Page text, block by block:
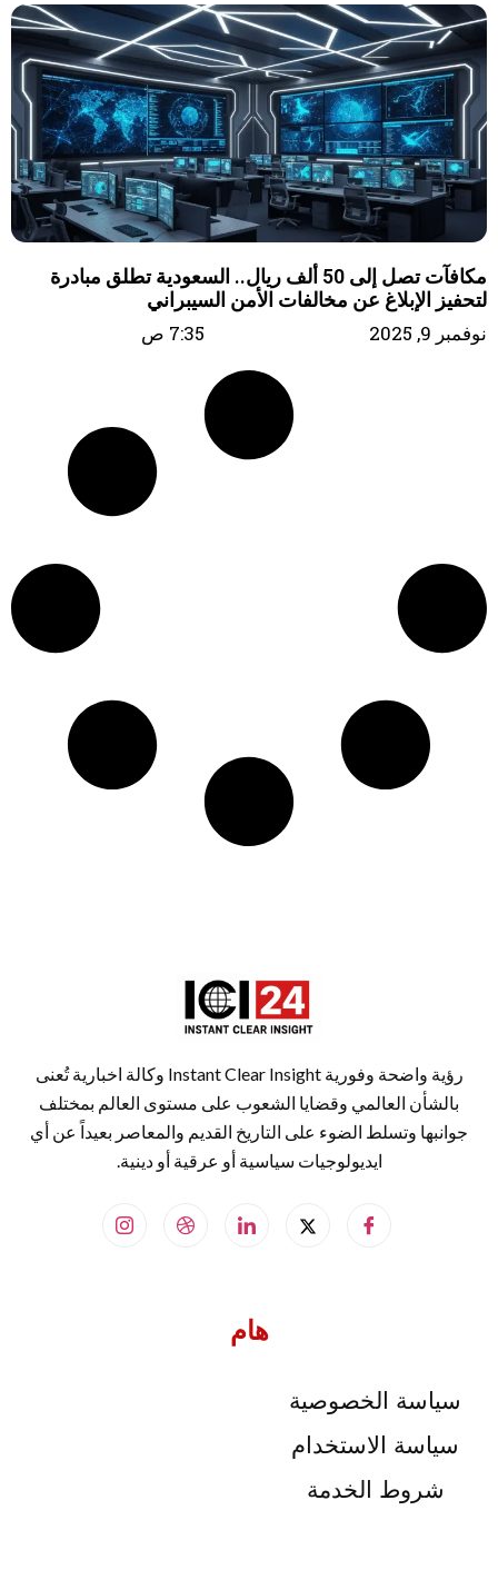
مكافآت تصل إلى 50 ألف ريال.. السعودية تطلق مبادرة
لتحفيز الإبلاغ عن مخالفات الأمن السيبراني
نوفمبر 9, 2025
رؤية واضحة وفورية Instant Clear Insight وكالة اخبارية تُعنى
بالشأن العالمي وقضايا الشعوب على مستوى العالم بمختلف
جوانبها وتسلط الضوء على التاريخ القديم والمعاصر بعيداً عن أي
ايديولوجيات سياسية أو عرقية أو دينية.
هام
سياسة الخصوصية
سياسة الاستخدام
شروط الخدمة